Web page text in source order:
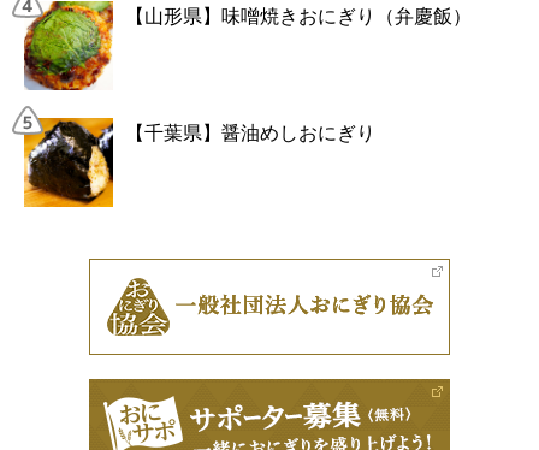
【山形県】味噌焼きおにぎり（弁慶飯）
【千葉県】醤油めしおにぎり